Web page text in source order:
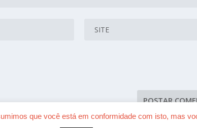
que você está em conformidade com isto, mas